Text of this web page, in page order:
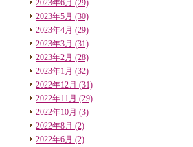
2023年6月 (29)
2023年5月 (30)
2023年4月 (29)
2023年3月 (31)
2023年2月 (28)
2023年1月 (32)
2022年12月 (31)
2022年11月 (29)
2022年10月 (3)
2022年8月 (2)
2022年6月 (2)